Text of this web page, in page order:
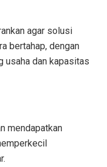
agar solusi
bertahap, dengan
usaha dan kapasitas
mendapatkan